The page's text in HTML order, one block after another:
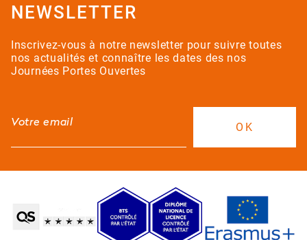
NEWSLETTER
Inscrivez-vous à notre newsletter pour suivre toutes
nos actualités et connaître les dates des nos
Journées Portes Ouvertes